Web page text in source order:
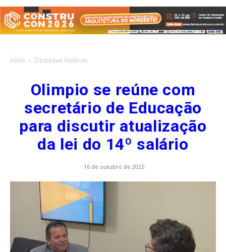
Início Destaque Notícias
Olimpio se reúne com
secretário de Educação
para discutir atualização
da lei do 14º salário
16 de outubro de 2025